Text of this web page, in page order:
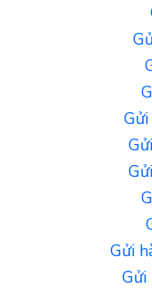
Gửi
Gửi